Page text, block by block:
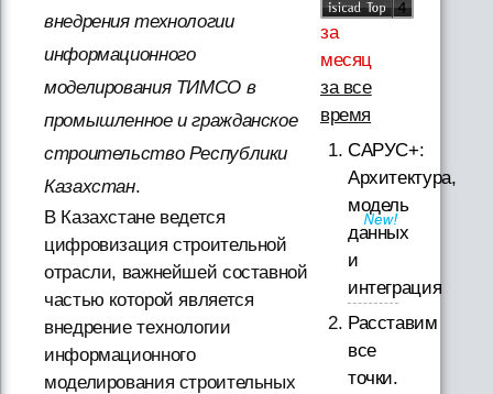
внедрения технологии
информационного
моделирования ТИМСО в
промышленное и гражданское
строительство Республики
Казахстан.
В Казахстане ведется
цифровизация строительной
отрасли, важнейшей составной
частью которой является
внедрение технологии
информационного
моделирования строительных
за
месяц
за все
время
САРУС+:
Архитектура,
модель
данных
и
интеграция
Расставим
все
точки.